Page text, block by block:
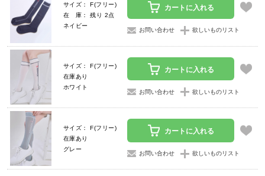
サイズ： F(フリー)
在 庫： 残り 2点
ネイビー
カートに入れる
お問い合わせ 欲しいものリスト
サイズ： F(フリー)
在庫あり
ホワイト
カートに入れる
お問い合わせ 欲しいものリスト
サイズ： F(フリー)
在庫あり
グレー
カートに入れる
お問い合わせ 欲しいものリスト